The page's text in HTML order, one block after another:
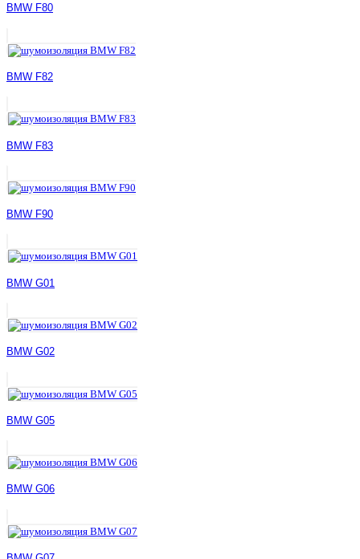
BMW F80
BMW F82
BMW F83
BMW F90
BMW G01
BMW G02
BMW G05
BMW G06